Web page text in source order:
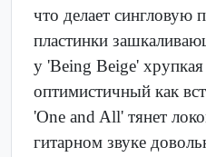
что делает сингловую
пластинки
у 'Being Beige'
оптимистичный как
'One and All' тянет
гитарном звуке